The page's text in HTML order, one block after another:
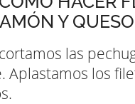
Y
las
Aplastamos los